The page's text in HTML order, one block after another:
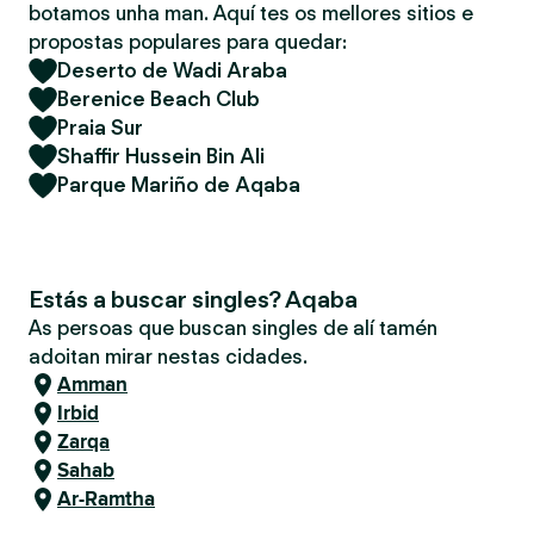
botamos unha man. Aquí tes os mellores sitios e
propostas populares para quedar:
Deserto de Wadi Araba
Berenice Beach Club
Praia Sur
Shaffir Hussein Bin Ali
Parque Mariño de Aqaba
Estás a buscar singles? Aqaba
As persoas que buscan singles de alí tamén
adoitan mirar nestas cidades.
Amman
Irbid
Zarqa
Sahab
Ar-Ramtha